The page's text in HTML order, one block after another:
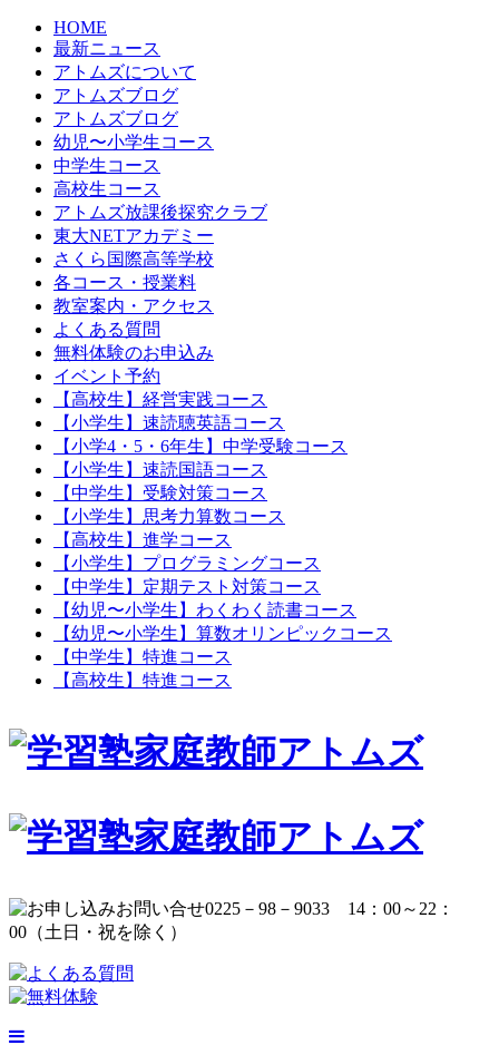
HOME
最新ニュース
アトムズについて
アトムズブログ
アトムズブログ
幼児〜小学生コース
中学生コース
高校生コース
アトムズ放課後探究クラブ
東大NETアカデミー
さくら国際高等学校
各コース・授業料
教室案内・アクセス
よくある質問
無料体験のお申込み
イベント予約
【高校生】経営実践コース
【小学生】速読聴英語コース
【小学4・5・6年生】中学受験コース
【小学生】速読国語コース
【中学生】受験対策コース
【小学生】思考力算数コース
【高校生】進学コース
【小学生】プログラミングコース
【中学生】定期テスト対策コース
【幼児〜小学生】わくわく読書コース
【幼児〜小学生】算数オリンピックコース
【中学生】特進コース
【高校生】特進コース